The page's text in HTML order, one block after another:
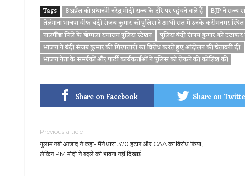
Tags 8 अप्रैल को प्रधानंत्री नरेंद्र मोदी राज्य के दौरे पर पहुंचने वाले हैं BJP ने राज्य
तेलंगाना भाजपा चीफ बंदी संजय कुमार को पुलिस ने आधी रात में उनके करीमनगर
नालगौंडा जिले के बोम्मला रामाराम पुलिस स्टेशन
पुलिस बंदी संजय कुमार को उठाकर
भाजपा ने बंदी संजय कुमार की गिरफ्तारी का विरोध करते हुए आंदोलन की चेतावनी दी
भाजपा नेता के समर्थकों और पार्टी कार्यकर्ताओं ने पुलिस को रोकने की कोशिश की
Share on Facebook Share on
Previous article
गुलाम नबी आजाद ने कहा- मैंने धारा 370 हटाने और CAA का विरोध किया,
लेकिन PM मोदी ने बदले की भावना नहीं दिखाई